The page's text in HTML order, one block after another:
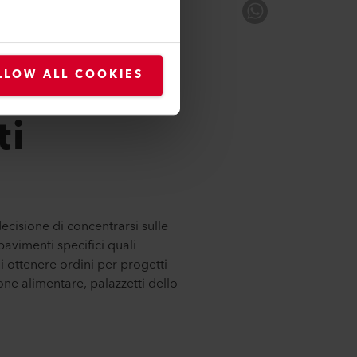
ALL COOKIES
theatres,
di concentrarsi sulle
specifici quali
ottenere ordini per progetti
alimentare, palazzetti dello